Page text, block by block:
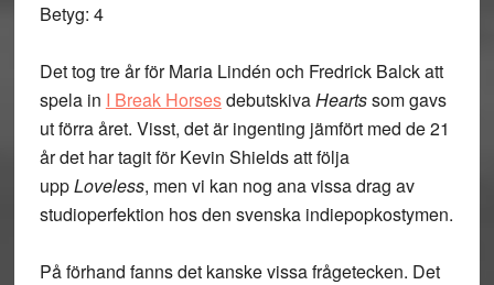
Betyg: 4
Det tog tre år för Maria Lindén och Fredrick Balck att
spela in I Break HorsesdebutskivaHeartssom gavs
ut förra året. Visst, det är ingenting jämfört med de 21
år det har tagit för Kevin Shields att följa
uppLoveless, men vi kan nog ana vissa drag av
studioperfektion hos den svenska indiepopkostymen.
På förhand fanns det kanske vissa frågetecken. Det